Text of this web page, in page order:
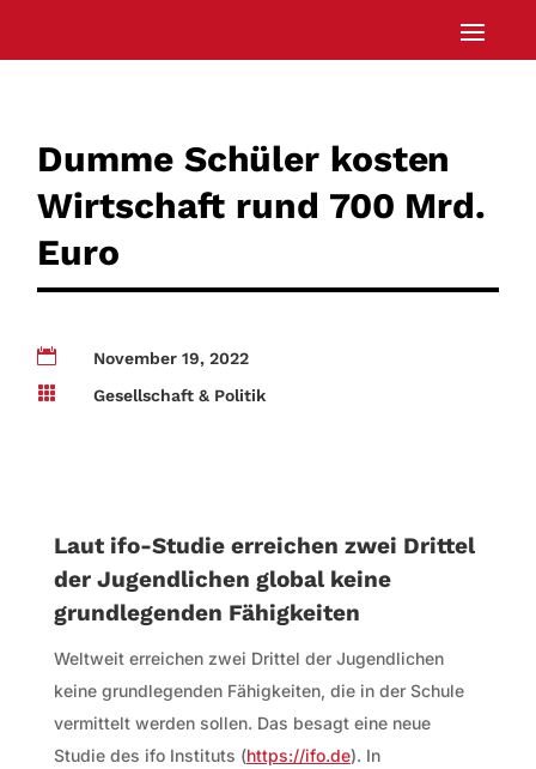
Dumme Schüler kosten
Wirtschaft rund 700 Mrd.
Euro

November 19, 2022

Gesellschaft & Politik
Laut ifo-Studie erreichen zwei Drittel
der Jugendlichen global keine
grundlegenden Fähigkeiten
Weltweit erreichen zwei Drittel der Jugendlichen
keine grundlegenden Fähigkeiten, die in der Schule
vermittelt werden sollen. Das besagt eine neue
Studie des ifo Instituts (https://ifo.de). In